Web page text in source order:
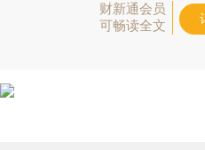
财新通会员
可畅读全文